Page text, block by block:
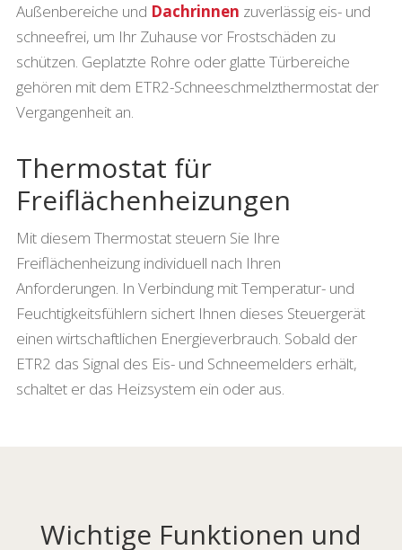
Außenbereiche und Dachrinnen zuverlässig eis- und
schneefrei, um Ihr Zuhause vor Frostschäden zu
schützen. Geplatzte Rohre oder glatte Türbereiche
gehören mit dem ETR2-Schneeschmelzthermostat der
Vergangenheit an.
Thermostat für
Freiflächenheizungen
Mit diesem Thermostat steuern Sie Ihre
Freiflächenheizung individuell nach Ihren
Anforderungen. In Verbindung mit Temperatur- und
Feuchtigkeitsfühlern sichert Ihnen dieses Steuergerät
einen wirtschaftlichen Energieverbrauch. Sobald der
ETR2 das Signal des Eis- und Schneemelders erhält,
schaltet er das Heizsystem ein oder aus.
Wichtige Funktionen und